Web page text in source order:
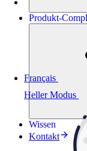
Heller Modus
Français
Produkt-
Wissen
Kontakt